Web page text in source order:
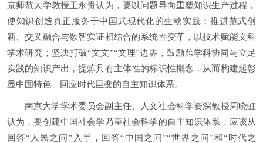
京师范大学教授王永贵认为，要以问题导向重塑知识生产过程，
使知识创造真正服务于中国式现代化的生动实践；推进范式创
新、交叉融合与数智实证相结合的系统性变革，以技术赋能文科
学术研究；坚决打破“文文”“文理”边界，鼓励跨学科协同与立足
实践的知识产出，提炼具有主体性的标识性概念，从而构建起彰
显中国特色、回应时代巨变的自主知识体系。
南京大学学术委员会副主任、人文社会科学资深教授周晓虹
认为，要创建中国社会学乃至社会科学的自主知识体系，应该从
回答“人民之问”入手，回答“中国之问”“世界之问”和“时代之